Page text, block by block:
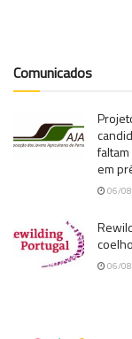
Comunicados
em
06/
06/